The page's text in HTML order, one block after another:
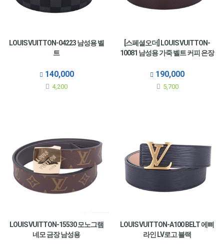
LOUIS VUITTON-04223 남성용 벨
트
140,000
4,200
[스페셜오더] LOUIS VUITTON-
10081 남성용 가죽 벨트 커피 은장
190,000
5,700
LOUIS VUITTON-15530 모노그램
네모 금장 남성용
LOUIS VUITTON-A100 BELT 에삐
라인 LV로고 블랙